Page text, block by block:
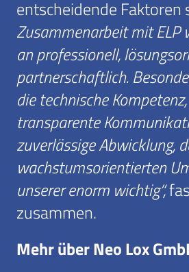
entscheidende Faktoren
Zusammenarbeit mit ELP
an professionell,
partnerschaftlich.
die technische
transparente
zuverlässige Abwicklung,
wachstumsorientierten
unserer enorm wichtig“,
zusammen.
Mehr über Neo Lox